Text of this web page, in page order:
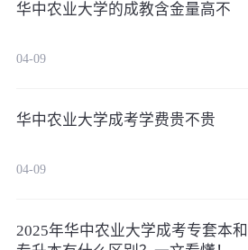
华中农业大学的成教含金量高不
04-09
华中农业大学成考学费贵不贵
04-09
2025年华中农业大学成考专套本和